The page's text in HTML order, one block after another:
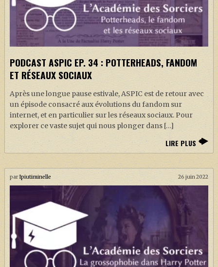
PODCAST ASPIC EP. 34 : POTTERHEADS, FANDOM
ET RÉSEAUX SOCIAUX
Après une longue pause estivale, ASPIC est de retour avec
un épisode consacré aux évolutions du fandom sur
internet, et en particulier sur les réseaux sociaux. Pour
explorer ce vaste sujet qui nous plonger dans […]
LIRE PLUS
parIpiutiminelle 26 juin 2022